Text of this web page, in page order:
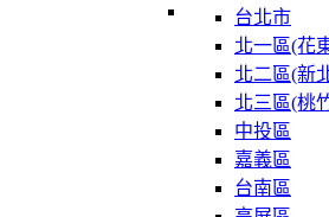
台北市
北一區(花
北二區(新
北三區(桃
中投區
嘉義區
台南區